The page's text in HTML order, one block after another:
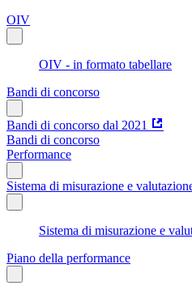
OIV
OIV - in formato tabellare
Bandi di concorso
Bandi di concorso dal 2021
Bandi di concorso
Performance
Sistema di misurazione e
Sistema di misurazione e
Piano della performance